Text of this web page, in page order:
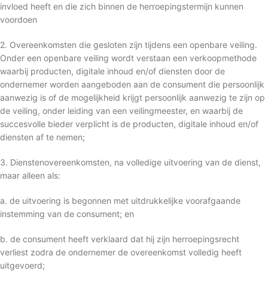
invloed heeft en die zich binnen de herroepingstermijn kunnen
voordoen
2. Overeenkomsten die gesloten zijn tijdens een openbare veiling.
Onder een openbare veiling wordt verstaan een verkoopmethode
waarbij producten, digitale inhoud en/of diensten door de
ondernemer worden aangeboden aan de consument die persoonlijk
aanwezig is of de mogelijkheid krijgt persoonlijk aanwezig te zijn op
de veiling, onder leiding van een veilingmeester, en waarbij de
succesvolle bieder verplicht is de producten, digitale inhoud en/of
diensten af te nemen;
3. Dienstenovereenkomsten, na volledige uitvoering van de dienst,
maar alleen als:
a. de uitvoering is begonnen met uitdrukkelijke voorafgaande
instemming van de consument; en
b. de consument heeft verklaard dat hij zijn herroepingsrecht
verliest zodra de ondernemer de overeenkomst volledig heeft
uitgevoerd;